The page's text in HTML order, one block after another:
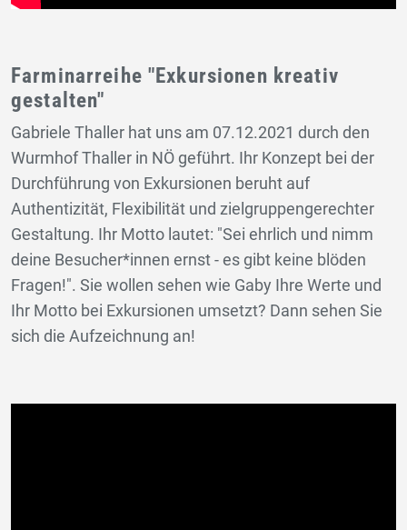
Farminarreihe "Exkursionen kreativ
gestalten"
Gabriele Thaller hat uns am 07.12.2021 durch den
Wurmhof Thaller in NÖ geführt. Ihr Konzept bei der
Durchführung von Exkursionen beruht auf
Authentizität, Flexibilität und zielgruppengerechter
Gestaltung. Ihr Motto lautet: "Sei ehrlich und nimm
deine Besucher*innen ernst - es gibt keine blöden
Fragen!". Sie wollen sehen wie Gaby Ihre Werte und
Ihr Motto bei Exkursionen umsetzt? Dann sehen Sie
sich die Aufzeichnung an!